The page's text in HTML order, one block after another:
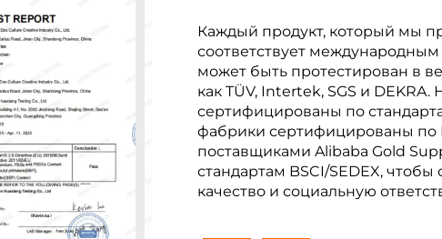
Каждый продукт, который мы
соответствует международным
может быть протестирован в
как TÜV, Intertek, SGS и
сертифицированы по
фабрики сертифицированы по
поставщиками Alibaba Gold
стандартам BSCI/SEDEX,
качество и социальную